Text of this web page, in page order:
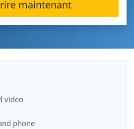
maintenant
video
phone